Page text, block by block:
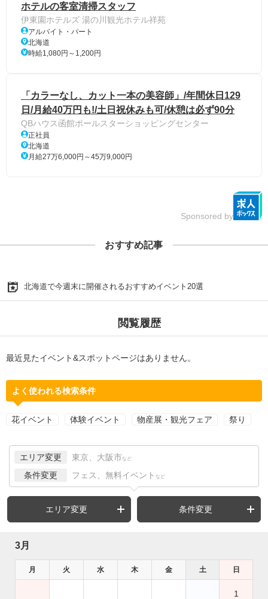
ホテルの客室清掃スタッフ
伊東園ホテルズ 湯の川観光ホテル祥苑
アルバイト・パート
北海道
時給1,080円～1,200円
「カラーなし、カット一本の美容師」/年間休日129
日/月給40万円も!/土日祝休みも可/休憩は必ず90分
QBハウス函館ポールスターショッピングセンター
正社員
北海道
月給27万6,000円～45万9,000円
Sponsored by
おすすめ記事
北海道で今週末に開催されるおすすめイベント20選
閲覧履歴
最近見たイベント&スポットページはありません。
よく使われる検索条件
花イベント 体験イベント 物産展・観光フェア 祭り
エリア変更 東京、大阪市 など
条件変更 フェス、無料イベント など
エリア変更 条件変更
3月
月 火 水 木 金 土 日
1